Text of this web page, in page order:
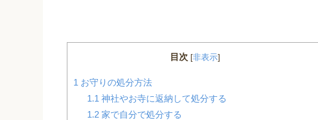
目次 [非表示]
1 お守りの処分方法
1.1 神社やお寺に返納して処分する
1.2家で自分で処分する